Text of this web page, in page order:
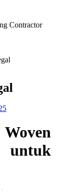
Contractor
untuk